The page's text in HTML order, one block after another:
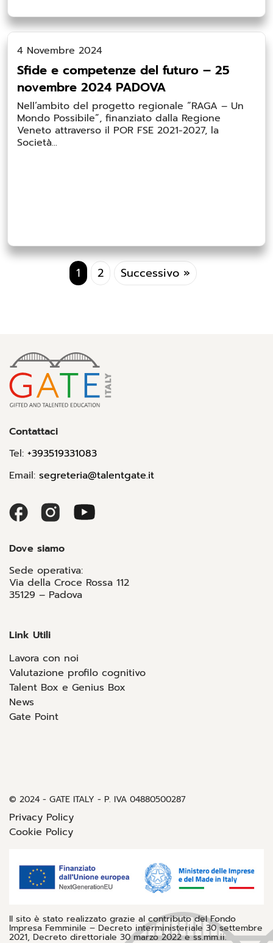
4 Novembre 2024
Sfide e competenze del futuro – 25
novembre 2024 PADOVA
Nell’ambito del progetto regionale “RAGA – Un
Mondo Possibile”, finanziato dalla Regione
Veneto attraverso il POR FSE 2021-2027, la
Società...
Paginazione
degli
1 2 Successivo »
Contattaci
Tel: +393519331083
Email: segreteria@talentgate.it
Dove siamo
Sede operativa:
Via della Croce Rossa 112
35129 – Padova
Link Utili
Lavora con noi
Valutazione profilo cognitivo
Talent Box e Genius Box
News
Gate Point
© 2024 - GATE ITALY - P. IVA 04880500287
Privacy Policy
Cookie Policy
Il sito è stato realizzato grazie al contributo del Fondo
Impresa Femminile – Decreto interministeriale 30 settembre
2021, Decreto direttoriale 30 marzo 2022 e ss.mm.ii.